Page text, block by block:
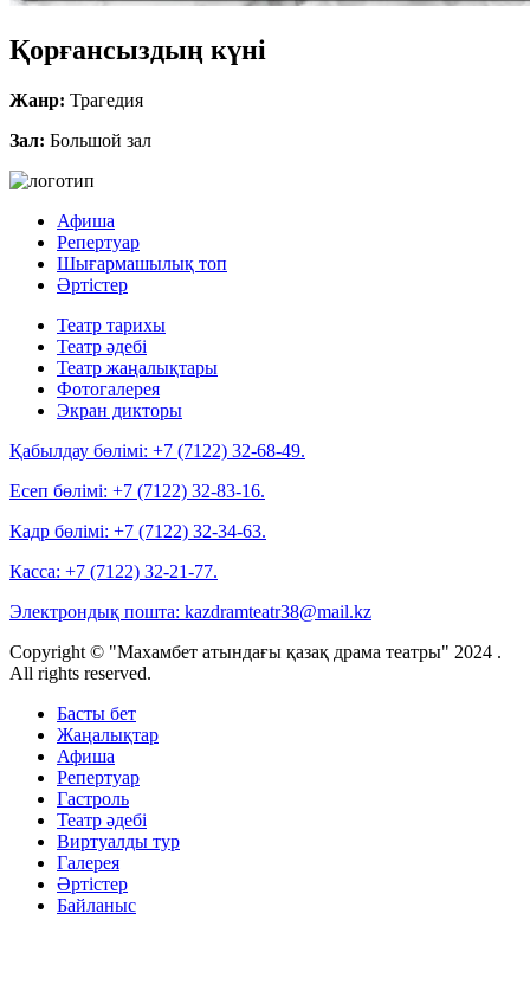
Қорғансыздың күні
Жанр: Трагедия
Зал: Большой зал
Афиша
Репертуар
Шығармашылық топ
Әртістер
Театр тарихы
Театр әдебі
Театр жаңалықтары
Фотогалерея
Экран дикторы
Қабылдау бөлімі: +7 (7122) 32-68-49.
Есеп бөлімі: +7 (7122) 32-83-16.
Кадр бөлімі: +7 (7122) 32-34-63.
Касса: +7 (7122) 32-21-77.
Электрондық пошта: kazdramteatr38@mail.kz
Copyright © "Махамбет атындағы қазақ драма театры" 2024 .
All rights reserved.
Басты бет
Жаңалықтар
Афиша
Репертуар
Гастроль
Театр әдебі
Виртуалды тур
Галерея
Әртістер
Байланыс